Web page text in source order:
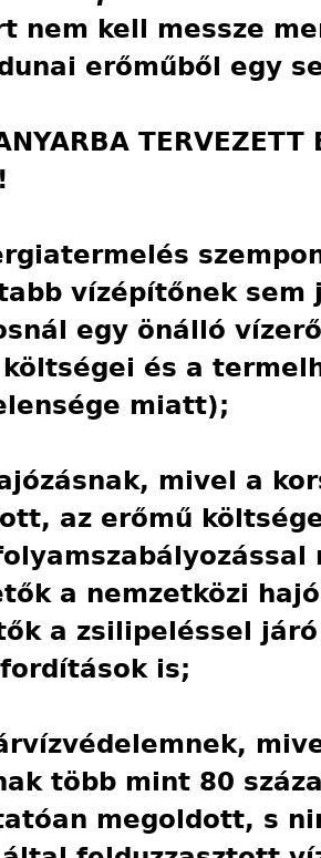
nem kell messze
erőműből egy
TERVEZETT
vízépítőnek sem
egy önálló
és a
miatt);
mivel a
az erőmű
a nemzetközi
a zsilipeléssel járó
is;
több mint 80
megoldott, s